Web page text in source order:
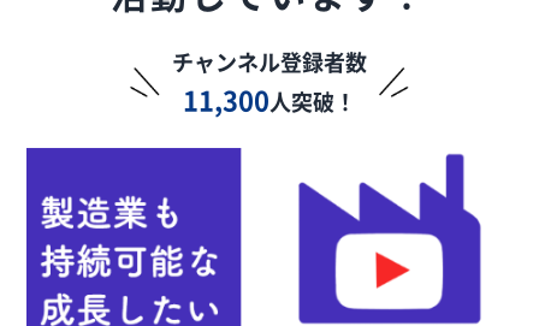
チャンネル登録者数
11,300人突破！